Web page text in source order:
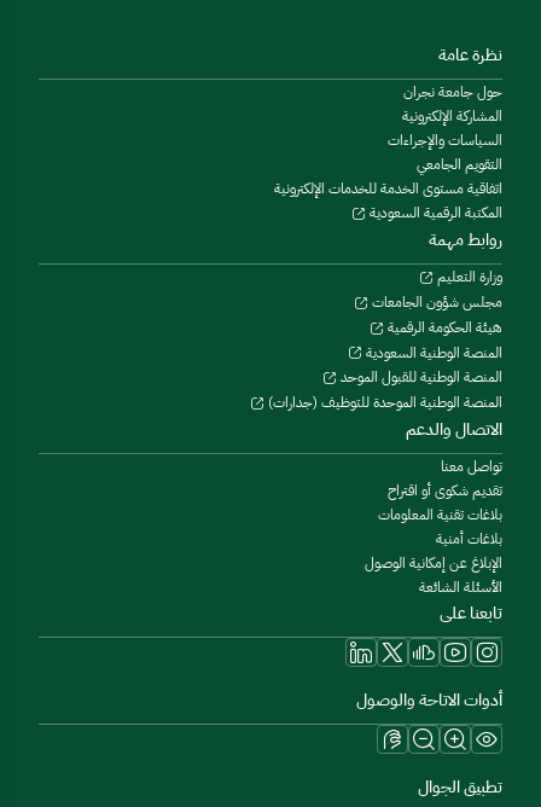
نظرة عامة
حول جامعة نجران
المشاركة الإلكترونية
السياسات والإجراءات
التقويم الجامعي
اتفاقية مستوى الخدمة للخدمات الإلكترونية
المكتبة الرقمية السعودية
روابط مهمة
وزارة التعليم
مجلس شؤون الجامعات
هيئة الحكومة الرقمية
المنصة الوطنية السعودية
المنصة الوطنية للقبول الموحد
المنصة الوطنية الموحدة للتوظيف (جدارات)
الاتصال والدعم
تواصل معنا
تقديم شكوى أو اقتراح
بلاغات تقنية المعلومات
بلاغات أمنية
الإبلاغ عن إمكانية الوصول
الأسئلة الشائعة
تابعنا على
أدوات الاتاحة والوصول
تطبيق الجوال